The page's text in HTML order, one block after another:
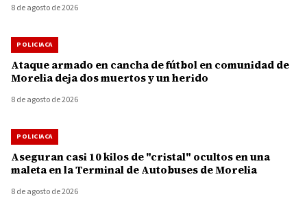
8 de agosto de 2026
POLICIACA
Ataque armado en cancha de fútbol en comunidad de
Morelia deja dos muertos y un herido
8 de agosto de 2026
POLICIACA
Aseguran casi 10 kilos de "cristal" ocultos en una
maleta en la Terminal de Autobuses de Morelia
8 de agosto de 2026